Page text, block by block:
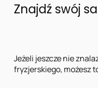
Znajdź swój
Jeżeli jeszcze nie
fryzjerskiego, możesz